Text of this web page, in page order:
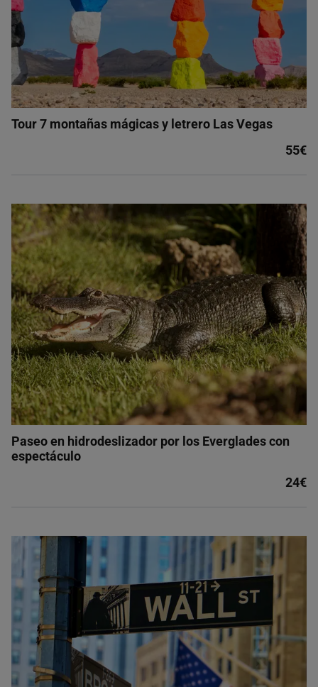
Tour 7 montañas mágicas y letrero Las Vegas
55€
Paseo en hidrodeslizador por los Everglades con
espectáculo
24€